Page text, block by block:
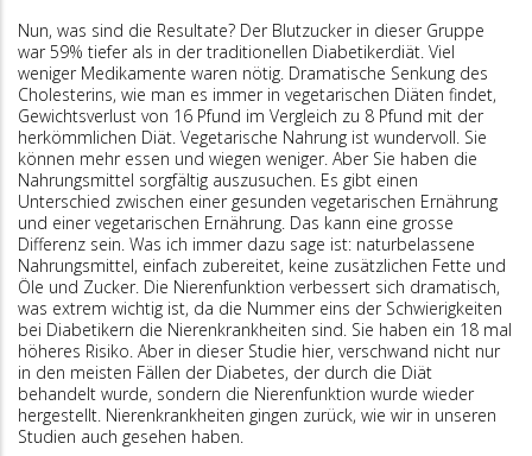
Nun, was sind die Resultate? Der Blutzucker in dieser Gruppe
war 59% tiefer als in der traditionellen Diabetikerdiät. Viel
weniger Medikamente waren nötig. Dramatische Senkung des
Cholesterins, wie man es immer in vegetarischen Diäten findet,
Gewichtsverlust von 16 Pfund im Vergleich zu 8 Pfund mit der
herkömmlichen Diät. Vegetarische Nahrung ist wundervoll. Sie
können mehr essen und wiegen weniger. Aber Sie haben die
Nahrungsmittel sorgfältig auszusuchen. Es gibt einen
Unterschied zwischen einer gesunden vegetarischen Ernährung
und einer vegetarischen Ernährung. Das kann eine grosse
Differenz sein. Was ich immer dazu sage ist: naturbelassene
Nahrungsmittel, einfach zubereitet, keine zusätzlichen Fette und
Öle und Zucker. Die Nierenfunktion verbessert sich dramatisch,
was extrem wichtig ist, da die Nummer eins der Schwierigkeiten
bei Diabetikern die Nierenkrankheiten sind. Sie haben ein 18 mal
höheres Risiko. Aber in dieser Studie hier, verschwand nicht nur
in den meisten Fällen der Diabetes, der durch die Diät
behandelt wurde, sondern die Nierenfunktion wurde wieder
hergestellt. Nierenkrankheiten gingen zurück, wie wir in unseren
Studien auch gesehen haben.